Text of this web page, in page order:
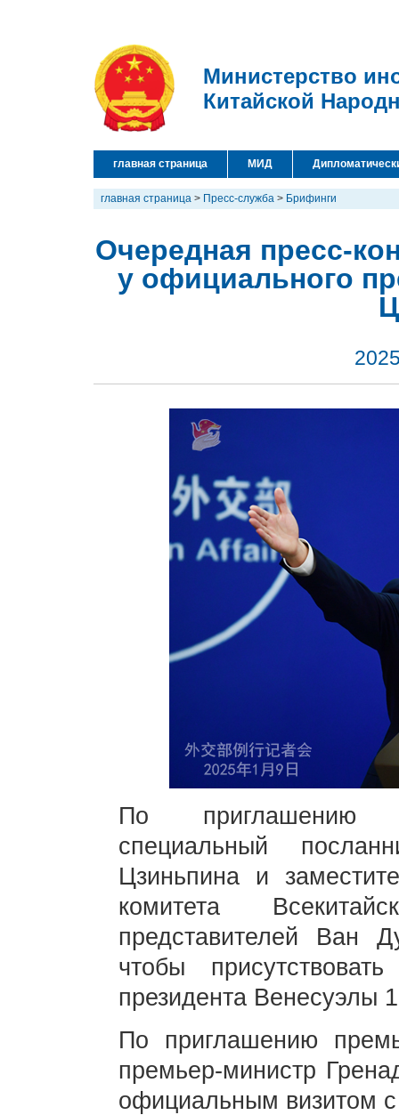
Министерство
Китайской
главная страница МИД
главная страница > Пресс-служба > Брифинги
Очередная пресс-
у официального
По приглашению
специальный
Цзиньпина и
комитета
представителей Ван
чтобы
президента Венесуэлы
По приглашению
премьер-министр
официальным визитом